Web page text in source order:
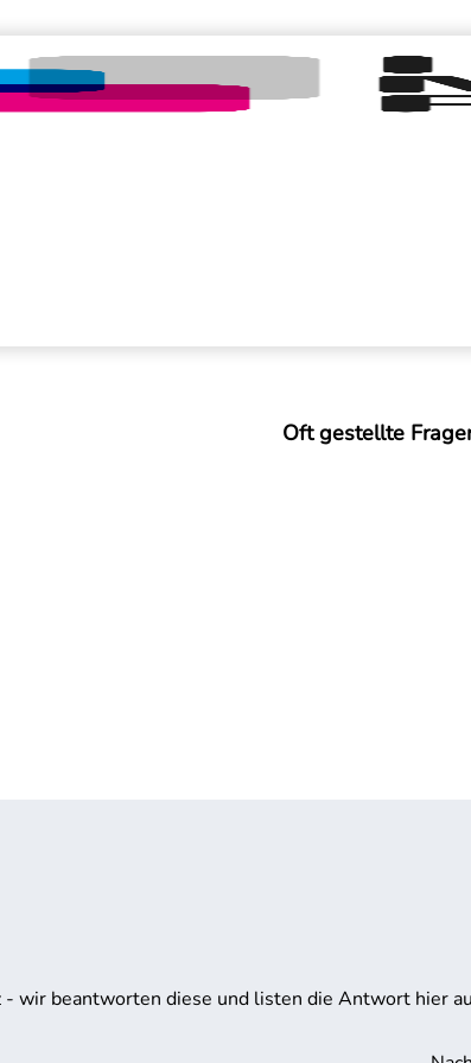
Oft gestellte
wir beantworten diese und listen die Antwort hier